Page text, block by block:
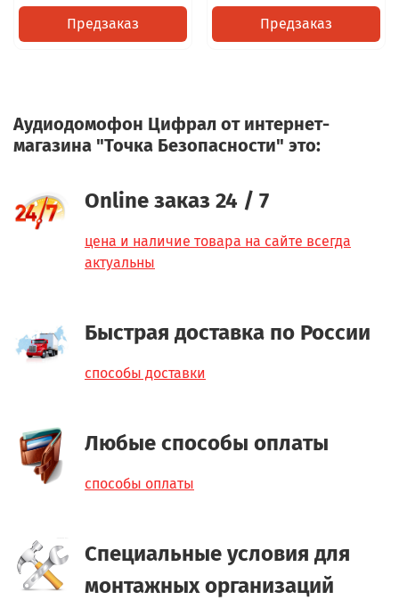
Предзаказ Предзаказ
Аудиодомофон Цифрал от интернет-
магазина "Точка Безопасности" это:
Online заказ 24 / 7
цена и наличие товара на сайте всегда
актуальны
Быстрая доставка по России
способы доставки
Любые способы оплаты
способы оплаты
Специальные условия для
монтажных организаций